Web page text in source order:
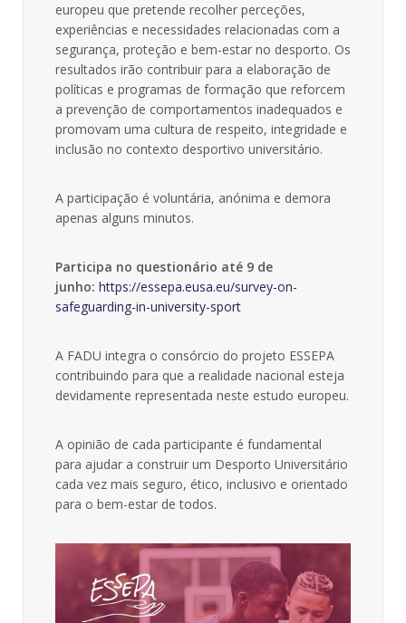
europeu que pretende recolher perceções,
experiências e necessidades relacionadas com a
segurança, proteção e bem-estar no desporto. Os
resultados irão contribuir para a elaboração de
políticas e programas de formação que reforcem
a prevenção de comportamentos inadequados e
promovam uma cultura de respeito, integridade e
inclusão no contexto desportivo universitário.
A participação é voluntária, anónima e demora
apenas alguns minutos.
Participa no questionário até 9 de
junho: https://essepa.eusa.eu/survey-on-
safeguarding-in-university-sport
A FADU integra o consórcio do projeto ESSEPA
contribuindo para que a realidade nacional esteja
devidamente representada neste estudo europeu.
A opinião de cada participante é fundamental
para ajudar a construir um Desporto Universitário
cada vez mais seguro, ético, inclusivo e orientado
para o bem-estar de todos.